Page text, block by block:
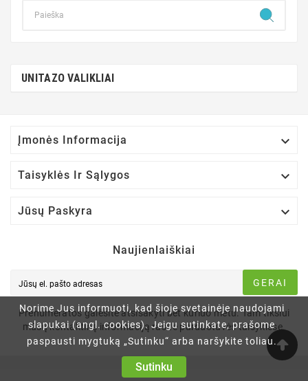
Norime Jus informuoti, kad šioje svetainėje naudojami
slapukai (angl. cookies). Jeigu sutinkate, prašome
paspausti mygtuką „Sutinku“ arba naršykite toliau.
Sutinku
UNITAZO VALIKLIAI
Įmonės Informacija 
Taisyklės Ir Sąlygos 
Jūsų Paskyra 
Naujienlaiškiai
GERAI
Prenumeratos galėsite atsisakyti bet kuriuo metu. Tam tikslui
mūsų kontaktinę informaciją rasite parduotuvės taisyklėse.